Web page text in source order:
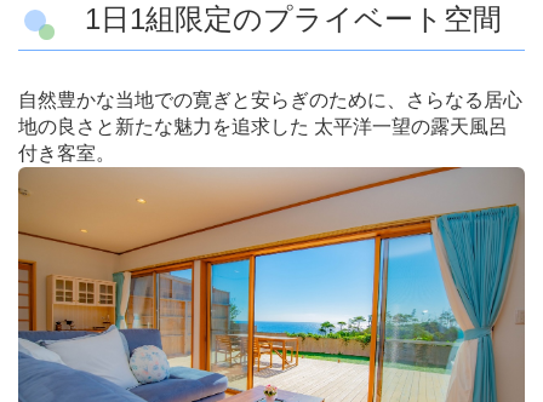
1日1組限定のプライベート空間
自然豊かな当地での寛ぎと安らぎのために、さらなる居心
地の良さと新たな魅力を追求した 太平洋一望の露天風呂
付き客室。